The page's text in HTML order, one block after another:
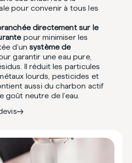
pour convenir à tous les
directement sur le
pour minimiser les
d’unsystème de
garantir une eau pure,
Il réduit les particules
lourds, pesticides et
aussi du charbon actif
goût neutre de l’eau.